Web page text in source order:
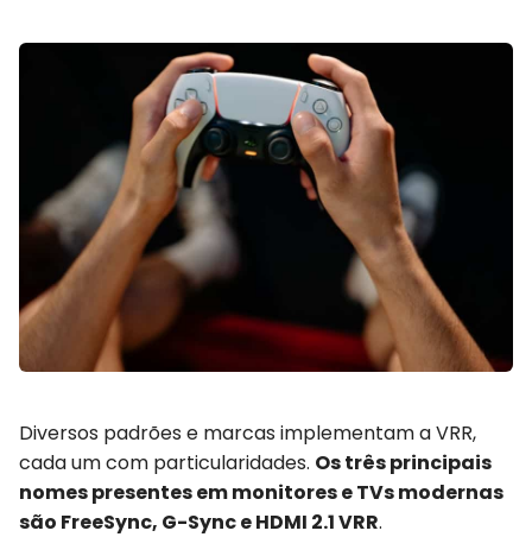
Diversos padrões e marcas implementam a VRR,
cada um com particularidades. Os três principais
nomes presentes em monitores e TVs modernas
são FreeSync, G-Sync e HDMI 2.1 VRR.